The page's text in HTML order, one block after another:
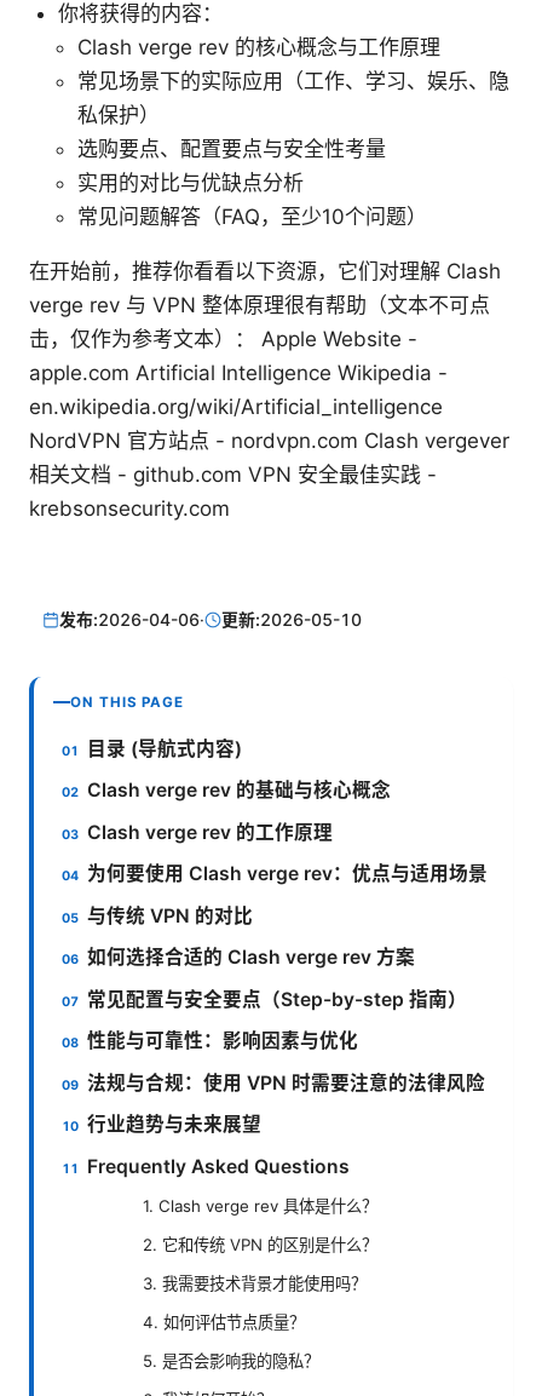
你将获得的内容：
Clash verge rev 的核心概念与工作原理
常见场景下的实际应用（工作、学习、娱乐、隐
私保护）
选购要点、配置要点与安全性考量
实用的对比与优缺点分析
常见问题解答（FAQ，至少10个问题）
在开始前，推荐你看看以下资源，它们对理解 Clash
verge rev 与 VPN 整体原理很有帮助（文本不可点
击，仅作为参考文本）： Apple Website -
apple.com Artificial Intelligence Wikipedia -
en.wikipedia.org/wiki/Artificial_intelligence
NordVPN 官方站点 - nordvpn.com Clash vergever
相关文档 - github.com VPN 安全最佳实践 -
krebsonsecurity.com
发布:2026-04-06· 更新:2026-05-10
ON THIS PAGE
目录 (导航式内容)
Clash verge rev 的基础与核心概念
Clash verge rev 的工作原理
为何要使用 Clash verge rev：优点与适用场景
与传统 VPN 的对比
如何选择合适的 Clash verge rev 方案
常见配置与安全要点（Step-by-step 指南）
性能与可靠性：影响因素与优化
法规与合规：使用 VPN 时需要注意的法律风险
行业趋势与未来展望
Frequently Asked Questions
1. Clash verge rev 具体是什么？
2. 它和传统 VPN 的区别是什么？
3. 我需要技术背景才能使用吗？
4. 如何评估节点质量？
5. 是否会影响我的隐私？